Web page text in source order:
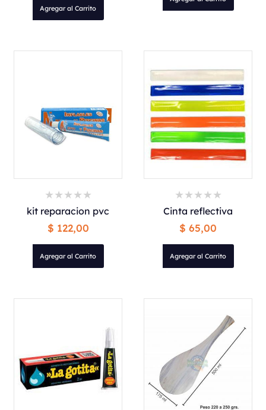
Agregar al Carrito
kit reparacion pvc
$ 122,00
Agregar al Carrito
Cinta reflectiva
$ 65,00
Agregar al Carrito